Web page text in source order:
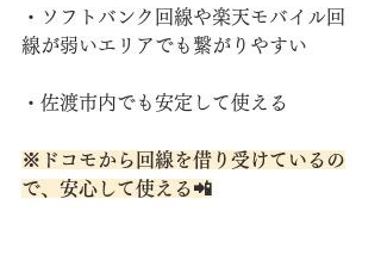
・ソフトバンク回線や楽天モバイル回
線が弱いエリアでも繋がりやすい
・佐渡市内でも安定して使える
※ドコモから回線を借り受けているの
で、安心して使える📲